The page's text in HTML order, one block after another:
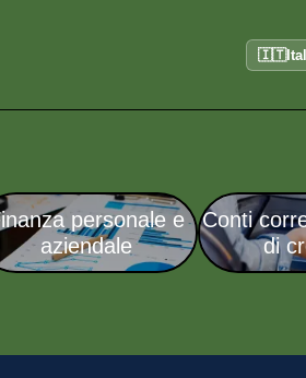
🇮🇹
personale e
aziendale
Conti
di